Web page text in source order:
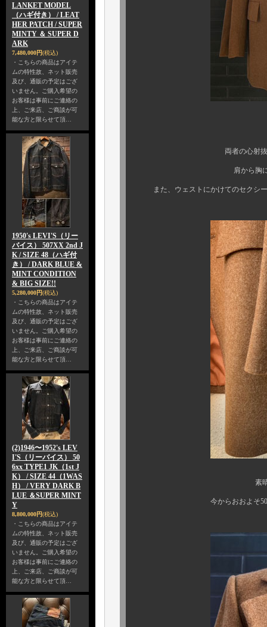
LANKET MODEL
（ハギ付き） / LEAT
HER PATCH / SUPER
MINTY ＆ SUPER D
ARK
7,480,000円(税込)
・こちらの商品はアイテ
ムの特性故、ネット販売
及び、通販の予定はござ
いません。ご購入希望の
お客様は事前にご連絡の
上、ご来店、ご商談が可
能な方と限らせて頂…
1950's LEVI'S（リー
バイス） 507XX 2nd J
K / SIZE 48（ハギ付
き） / DARK BLUE &
MINT CONDITION
& BIG SIZE!!
5,280,000円(税込)
・こちらの商品はアイテ
ムの特性故、ネット販売
及び、通販の予定はござ
いません。ご購入希望の
お客様は事前にご連絡の
上、ご来店、ご商談が可
能な方と限らせて頂…
(2)1946〜1952's LEV
I'S（リーバイス） 50
6xx TYPE1 JK（1st J
K） / SIZE 44（1WAS
H） / VERY DARK B
LUE ＆SUPER MINT
Y
8,800,000円(税込)
・こちらの商品はアイテ
ムの特性故、ネット販売
及び、通販の予定はござ
いません。ご購入希望の
お客様は事前にご連絡の
上、ご来店、ご商談が可
能な方と限らせて頂…
両者の心射抜く素晴らし
肩から胸にかけての美
また、ウェストにかけてのセクシー
素晴らしい保存
今からおおよそ50年近くも